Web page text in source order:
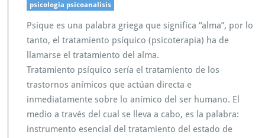
psicologia psicoanalisis
Psique es una palabra griega que significa “alma”, por lo
tanto, el tratamiento psíquico (psicoterapia) ha de
llamarse el tratamiento del alma.
Tratamiento psíquico sería el tratamiento de los
trastornos anímicos que actúan directa e
inmediatamente sobre lo anímico del ser humano. El
medio a través del cual se lleva a cabo, es la palabra:
instrumento esencial del tratamiento del estado de